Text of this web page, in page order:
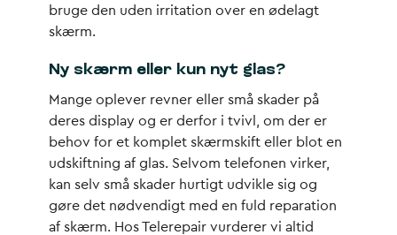
bruge den uden irritation over en ødelagt
skærm.
Ny skærm eller kun nyt glas?
Mange oplever revner eller små skader på
deres display og er derfor i tvivl, om der er
behov for et komplet skærmskift eller blot en
udskiftning af glas. Selvom telefonen virker,
kan selv små skader hurtigt udvikle sig og
gøre det nødvendigt med en fuld reparation
af skærm. Hos Telerepair vurderer vi altid